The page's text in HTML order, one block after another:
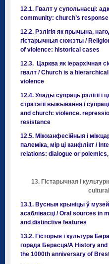
12.1. Гвалт у супольнасці:
community: church’s response
12.2. Рэлігія як прычына,
гістарычныя сюжэты /
of violence: historical cases
12.3. Царква як іерархічная
гвалт / Church is a
violence
12.4. Улады супраць рэлігіі і
стратэгіі выжывання і
and church: violence.
resistance
12.5. Міжканфесійныя і
палеміка, мір ці канфлікт /
relations: dialogue or
13. Гістарычная і
13.1. Вусныя крыніцы ў
асаблівасці / Oral sources in
and distinctive features
13.2. Гісторыя і культура
горада Берасця/A History
the 1000th anniversary of